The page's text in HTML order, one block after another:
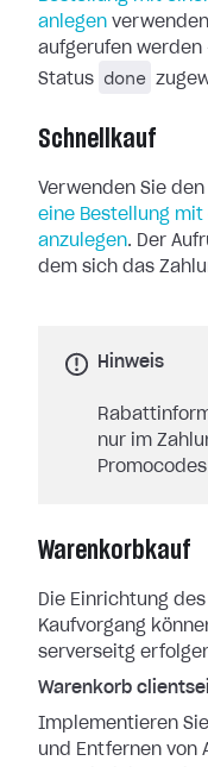
anlegen
aufgerufen
Status
done
Schnellkauf
Verwenden Sie
eine Bestellung mit
anzulegen. Der
dem sich das
Hinweis
nur im
Warenkorbkauf
Die Einrichtung
Kaufvorgang
serverseitg
Warenkorb
Implementieren
und Entfernen von